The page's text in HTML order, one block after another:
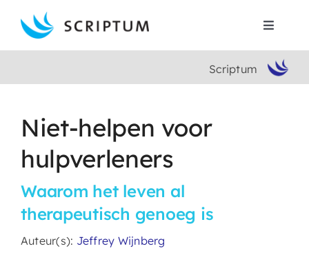
content
Toggle
Boeken
Auteurs
Contact
Search
Scriptum
Niet-helpen voor
hulpverleners
Waarom het leven al
therapeutisch genoeg is
Auteur(s): Jeffrey Wijnberg